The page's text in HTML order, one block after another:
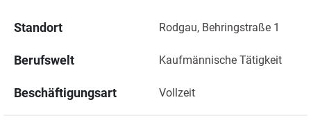
Standort Rodgau, Behringstraße 1
Berufswelt Kaufmännische Tätigkeit
Beschäftigungsart Vollzeit